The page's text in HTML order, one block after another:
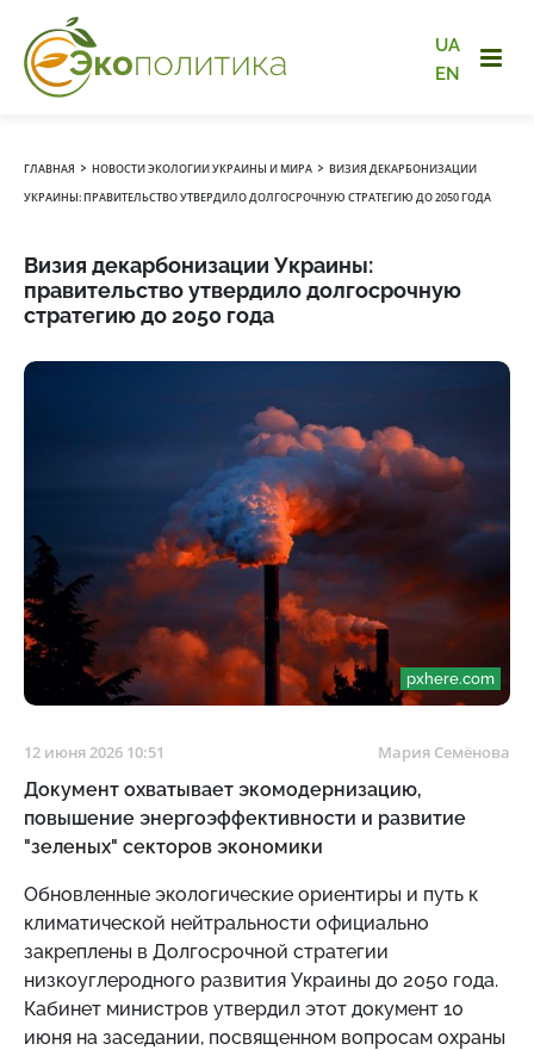
UA
EN
ГЛАВНАЯ › НОВОСТИ ЭКОЛОГИИ УКРАИНЫ И МИРА › ВИЗИЯ ДЕКАРБОНИЗАЦИИ
УКРАИНЫ: ПРАВИТЕЛЬСТВО УТВЕРДИЛО ДОЛГОСРОЧНУЮ СТРАТЕГИЮ ДО 2050 ГОДА
Визия декарбонизации Украины:
правительство утвердило долгосрочную
стратегию до 2050 года
pxhere.com
12 июня 2026 10:51 Мария Семёнова
Документ охватывает экомодернизацию,
повышение энергоэффективности и развитие
"зеленых" секторов экономики
Обновленные экологические ориентиры и путь к
климатической нейтральности официально
закреплены в Долгосрочной стратегии
низкоуглеродного развития Украины до 2050 года.
Кабинет министров утвердил этот документ 10
июня на заседании, посвященном вопросам охраны